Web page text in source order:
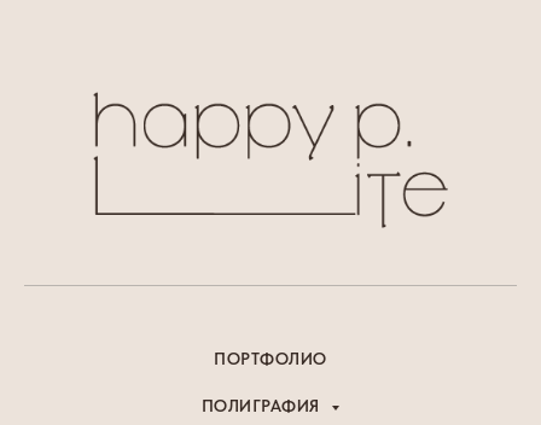
ПОРТФОЛИО
ПОЛИГРАФИЯ